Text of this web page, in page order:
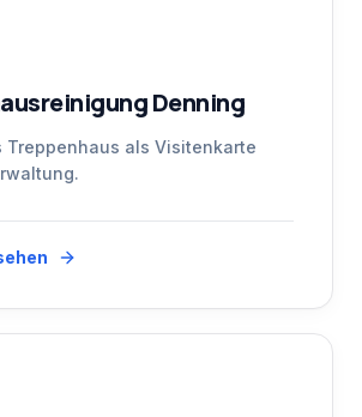
Denning
Treppenhaus als Visitenkarte